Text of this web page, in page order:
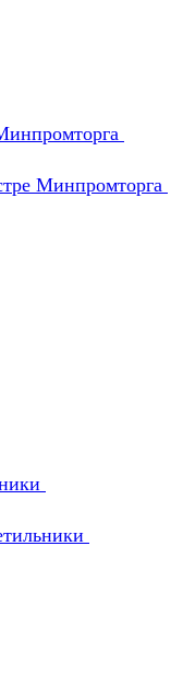
Минпромторга